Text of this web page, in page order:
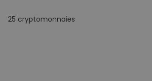
25 cryptomonnaies